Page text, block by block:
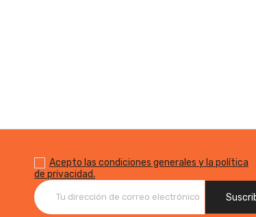
Acepto las condiciones generales y la política
de privacidad.